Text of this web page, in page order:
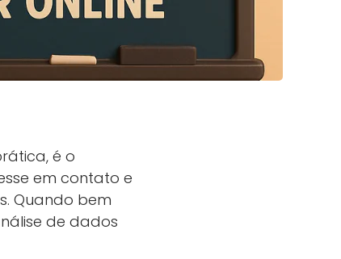
é o
em contato e
Quando bem
de dados